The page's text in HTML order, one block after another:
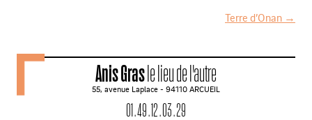
v
g
Terre d’Onan →
Anis Gras le lieu de l'autre
55, avenue Laplace - 94110 ARCUEIL
01 . 49 . 12 . 03 . 29